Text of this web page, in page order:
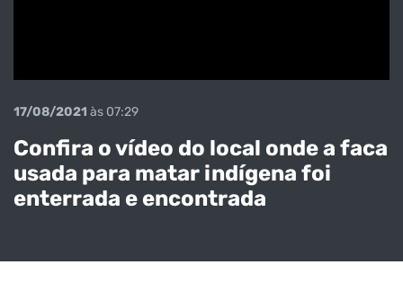
17/08/2021 às 07:29
Confira o vídeo do local onde a faca
usada para matar indígena foi
enterrada e encontrada